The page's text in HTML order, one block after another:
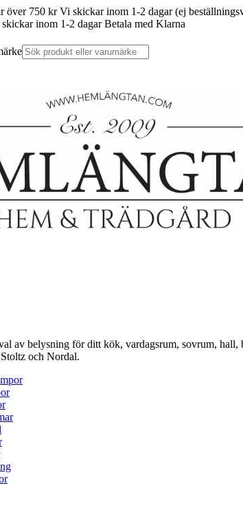
över 750 kr Vi skickar inom 1-2 dagar (ej
inom 1-2 dagar Betala med Klarna
av belysning för ditt kök, vardagsrum, sovrum,
och Nordal.